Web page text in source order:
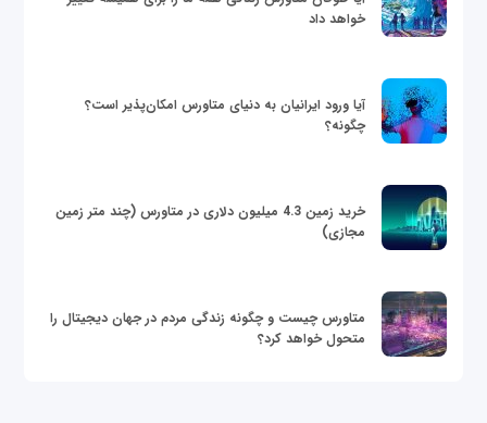
خواهد داد
آیا ورود ایرانیان به دنیای متاورس امکان‌پذیر است؟
چگونه؟
خرید زمین 4.3 میلیون دلاری در متاورس (چند متر زمین
مجازی)
متاورس چیست و چگونه زندگی مردم در جهان دیجیتال را
متحول خواهد کرد؟